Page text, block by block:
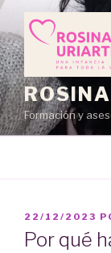
Saltar
al
contenido
Formación y
PUBLICADO
EL
22/12/2023
Por qué